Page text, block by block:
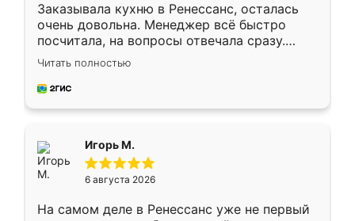
Заказывала кухню в Ренессанс, осталась
очень довольна. Менеджер всё быстро
посчитала, на вопросы отвечала сразу.
Замерщик приехал в субботу, подошёл к
делу со всей ответственностью. Собрали
за день, ребята работали аккуратно, даже
Читать полностью
Игорь М.
6 августа 2026
На самом деле в Ренессанс уже не первый